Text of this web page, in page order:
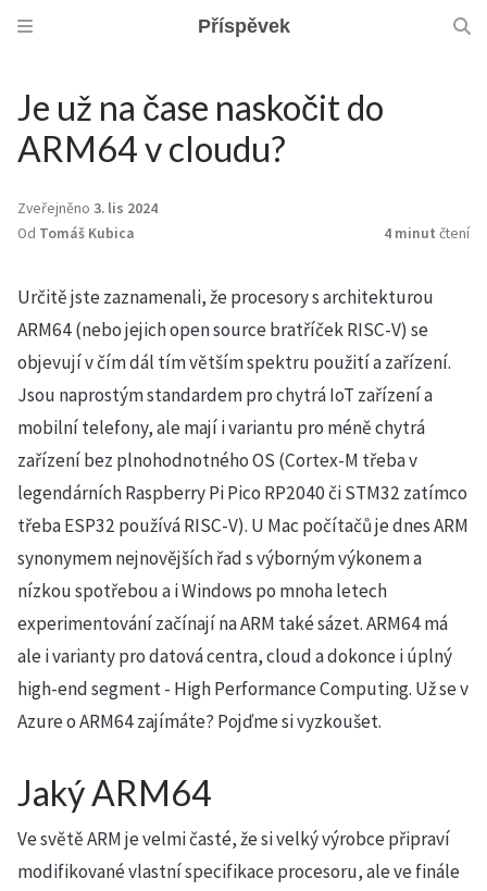
Příspěvek
Je už na čase naskočit do
ARM64 v cloudu?
Zveřejněno 3. lis 2024
Od Tomáš Kubica 4 minut čtení
Určitě jste zaznamenali, že procesory s architekturou
ARM64 (nebo jejich open source bratříček RISC-V) se
objevují v čím dál tím větším spektru použití a zařízení.
Jsou naprostým standardem pro chytrá IoT zařízení a
mobilní telefony, ale mají i variantu pro méně chytrá
zařízení bez plnohodnotného OS (Cortex-M třeba v
legendárních Raspberry Pi Pico RP2040 či STM32 zatímco
třeba ESP32 používá RISC-V). U Mac počítačů je dnes ARM
synonymem nejnovějších řad s výborným výkonem a
nízkou spotřebou a i Windows po mnoha letech
experimentování začínají na ARM také sázet. ARM64 má
ale i varianty pro datová centra, cloud a dokonce i úplný
high-end segment - High Performance Computing. Už se v
Azure o ARM64 zajímáte? Pojďme si vyzkoušet.
Jaký ARM64
Ve světě ARM je velmi časté, že si velký výrobce připraví
modifikované vlastní specifikace procesoru, ale ve finále